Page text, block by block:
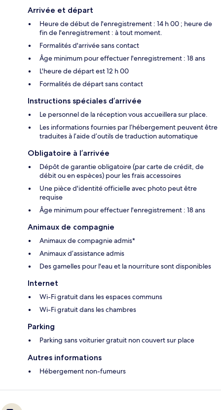
Arrivée et départ
Heure de début de l'enregistrement : 14 h 00 ; heure de
fin de l'enregistrement : à tout moment.
Formalités d'arrivée sans contact
Âge minimum pour effectuer l'enregistrement : 18 ans
L'heure de départ est 12 h 00
Formalités de départ sans contact
Instructions spéciales d’arrivée
Le personnel de la réception vous accueillera sur place.
Les informations fournies par l’hébergement peuvent être
traduites à l’aide d’outils de traduction automatique
Obligatoire à l’arrivée
Dépôt de garantie obligatoire (par carte de crédit, de
débit ou en espèces) pour les frais accessoires
Une pièce d'identité officielle avec photo peut être
requise
Âge minimum pour effectuer l'enregistrement : 18 ans
Animaux de compagnie
Animaux de compagnie admis*
Animaux d’assistance admis
Des gamelles pour l'eau et la nourriture sont disponibles
Internet
Wi-Fi gratuit dans les espaces communs
Wi-Fi gratuit dans les chambres
Parking
Parking sans voiturier gratuit non couvert sur place
Autres informations
Hébergement non-fumeurs